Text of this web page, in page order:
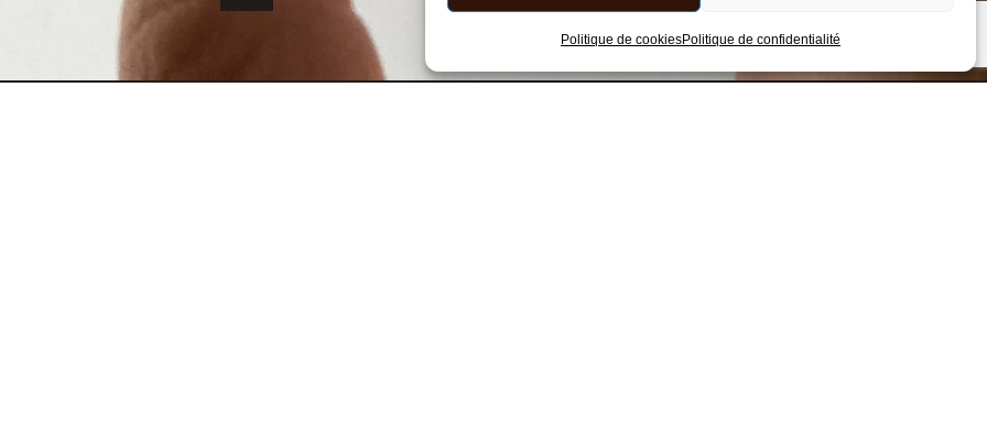
Politique de cookiesPolitique de confidentialité